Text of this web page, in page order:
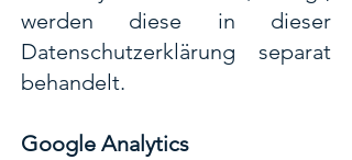
werden diese in dieser
Datenschutzerklärung separat
behandelt.
Google Analytics